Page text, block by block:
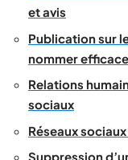
et avis
Publication sur
nommer
Relations
sociaux
Réseaux
Suppression